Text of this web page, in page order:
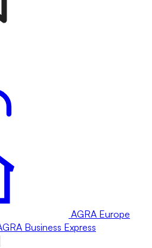
AGRA Europe
Business Express